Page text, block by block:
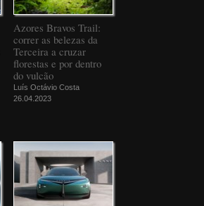
Azores Bravos Trail:
correr as belezas da
Terceira a cruzar
florestas e por dentro
do vulcão
Luís Octávio Costa
26.04.2023